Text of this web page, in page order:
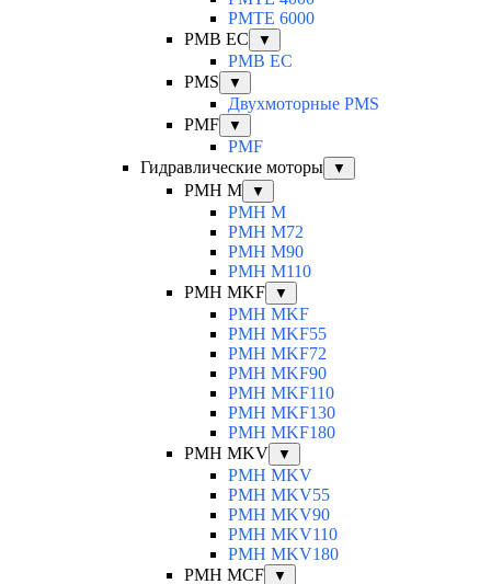
PMTE 6000
PMB EC
▼
PMB EC
PMS
▼
Двухмоторные PMS
PMF
▼
PMF
Гидравлические моторы
▼
PMH M ▼
PMH M
PMH M72
PMH M90
PMH M110
PMH MKF
▼
PMH MKF
PMH MKF55
PMH MKF72
PMH MKF90
PMH MKF110
PMH MKF130
PMH MKF180
PMH MKV
▼
PMH MKV
PMH MKV55
PMH MKV90
PMH MKV110
PMH MKV180
PMH MCF
▼